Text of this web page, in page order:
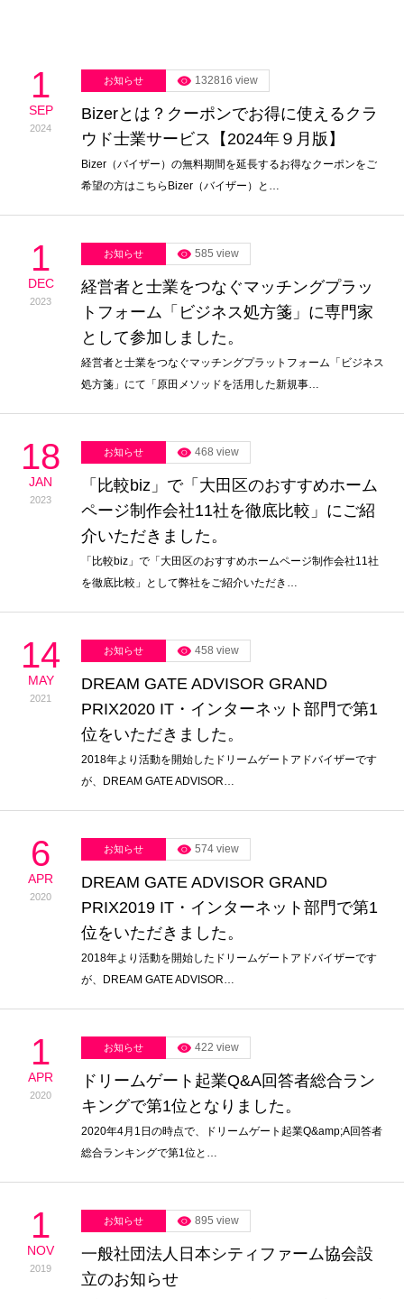
1
SEP
2024
お知らせ 132816 view
Bizerとは？クーポンでお得に使えるクラ
ウド士業サービス【2024年９月版】
Bizer（バイザー）の無料期間を延長するお得なクーポンをご
希望の方はこちらBizer（バイザー）と…
1
DEC
2023
お知らせ 585 view
経営者と士業をつなぐマッチングプラッ
トフォーム「ビジネス処方箋」に専門家
として参加しました。
経営者と士業をつなぐマッチングプラットフォーム「ビジネス
処方箋」にて「原田メソッドを活用した新規事…
18
JAN
2023
お知らせ 468 view
「比較biz」で「大田区のおすすめホーム
ページ制作会社11社を徹底比較」にご紹
介いただきました。
「比較biz」で「大田区のおすすめホームページ制作会社11社
を徹底比較」として弊社をご紹介いただき…
14
MAY
2021
お知らせ 458 view
DREAM GATE ADVISOR GRAND
PRIX2020 IT・インターネット部門で第1
位をいただきました。
2018年より活動を開始したドリームゲートアドバイザーです
が、DREAM GATE ADVISOR…
6
APR
2020
お知らせ 574 view
DREAM GATE ADVISOR GRAND
PRIX2019 IT・インターネット部門で第1
位をいただきました。
2018年より活動を開始したドリームゲートアドバイザーです
が、DREAM GATE ADVISOR…
1
APR
2020
お知らせ 422 view
ドリームゲート起業Q&A回答者総合ラン
キングで第1位となりました。
2020年4月1日の時点で、ドリームゲート起業Q&amp;A回答者
総合ランキングで第1位と…
1
NOV
2019
お知らせ 895 view
一般社団法人日本シティファーム協会設
立のお知らせ